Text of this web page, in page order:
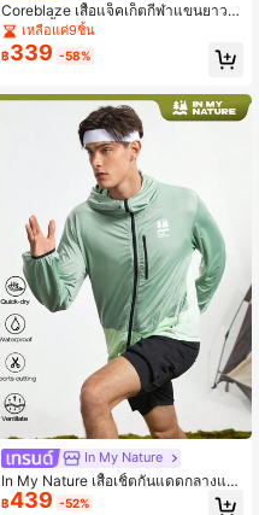
Coreblaze เสื้อแจ็คเก็ตกีฬาแขนยาวมี
ฮู้ดซิปสีพื้นสไตล์บอยเฟรนด์ Manfinity
Sport สำหรับผู้ชาย
เหลือแค่9ชิ้น
฿339 -58%
In My Nature
In My Nature เสื้อเชิ้ตกันแดดกลางแจ้ง
ซิปเรียบง่ายสำหรับบุรุษ
฿439 -52%